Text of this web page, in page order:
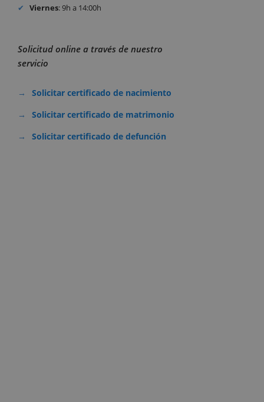
Viernes: 9h a 14:00h
Solicitud online a través de nuestro
servicio
Solicitar certificado de nacimiento
Solicitar certificado de matrimonio
Solicitar certificado de defunción